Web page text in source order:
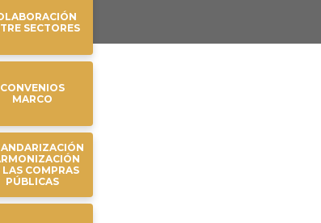
SECTORES
CONVENIOS
MARCO
LAS COMPRAS
PÚBLICAS